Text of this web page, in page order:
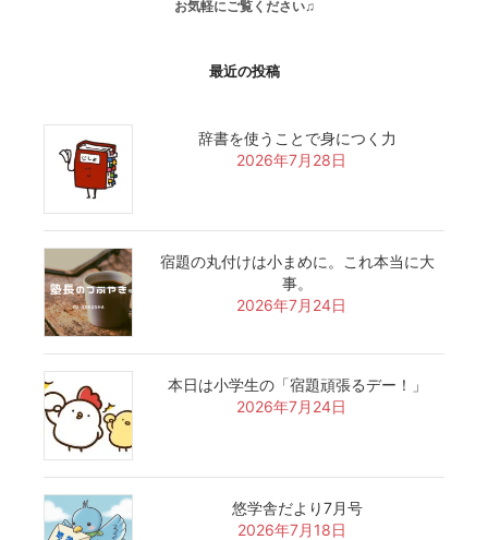
お気軽にご覧ください♫
最近の投稿
辞書を使うことで身につく力
2026年7月28日
宿題の丸付けは小まめに。これ本当に大
事。
2026年7月24日
本日は小学生の「宿題頑張るデー！」
2026年7月24日
悠学舎だより7月号
2026年7月18日